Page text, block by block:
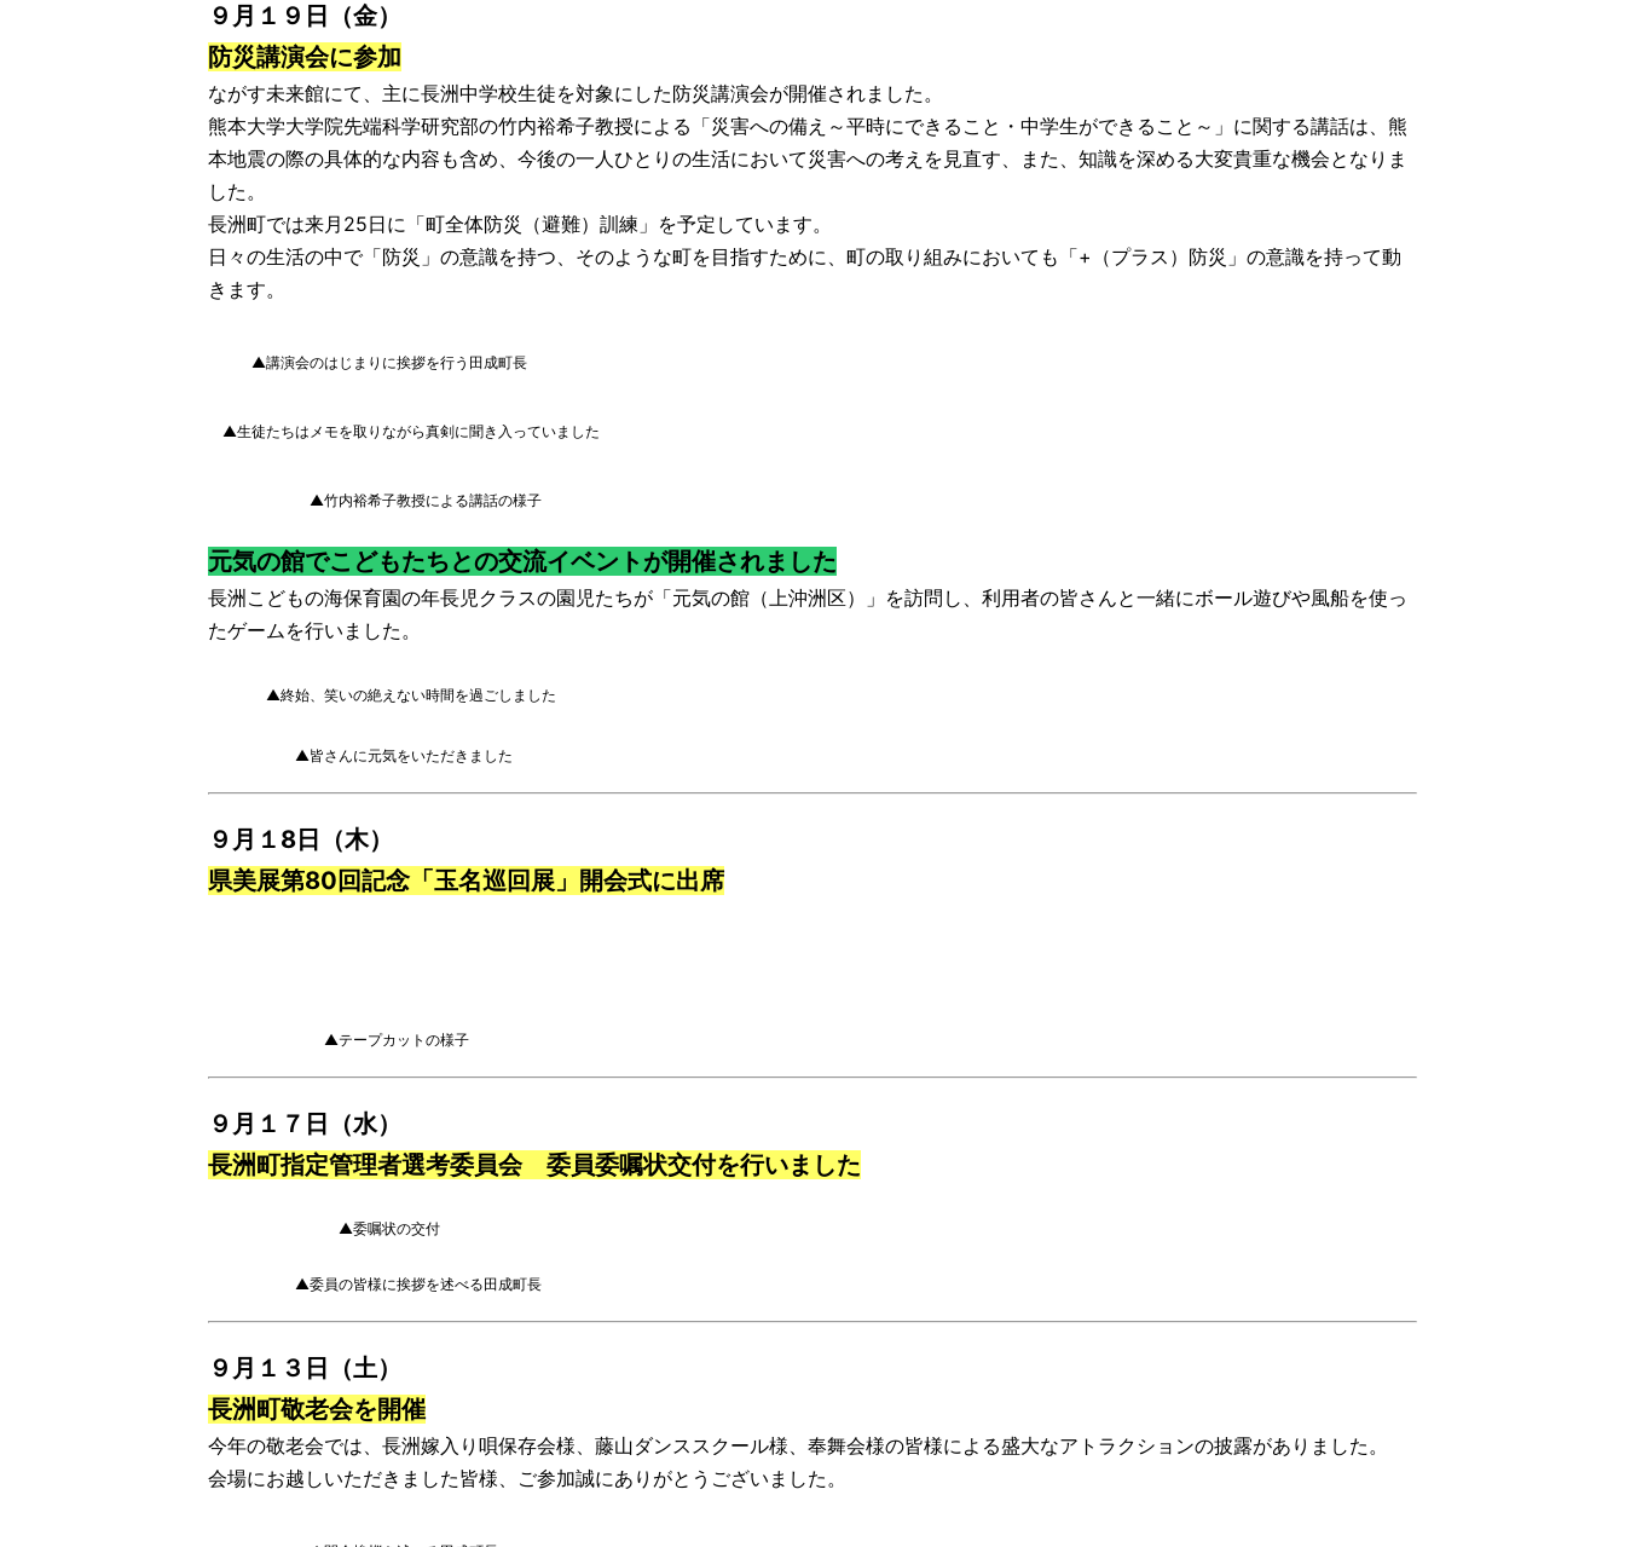
９月１９日（金）
防災講演会に参加
ながす未来館にて、主に長洲中学校生徒を対象にした防災講演会が開催されました。
熊本大学大学院先端科学研究部の竹内裕希子教授による「災害への備え～平時にできること・中学生ができること～」に関する講話は、熊
本地震の際の具体的な内容も含め、今後の一人ひとりの生活において災害への考えを見直す、また、知識を深める大変貴重な機会となりま
した。
長洲町では来月25日に「町全体防災（避難）訓練」を予定しています。
日々の生活の中で「防災」の意識を持つ、そのような町を目指すために、町の取り組みにおいても「+（プラス）防災」の意識を持って動
きます。
▲講演会のはじまりに挨拶を行う田成町長
▲生徒たちはメモを取りながら真剣に聞き入っていました
▲竹内裕希子教授による講話の様子
元気の館でこどもたちとの交流イベントが開催されました
長洲こどもの海保育園の年長児クラスの園児たちが「元気の館（上沖洲区）」を訪問し、利用者の皆さんと一緒にボール遊びや風船を使っ
たゲームを行いました。
▲終始、笑いの絶えない時間を過ごしました
▲皆さんに元気をいただきました
９月１8日（木）
県美展第80回記念「玉名巡回展」開会式に出席
▲テープカットの様子
９月１７日（水）
長洲町指定管理者選考委員会 委員委嘱状交付を行いました
▲委嘱状の交付
▲委員の皆様に挨拶を述べる田成町長
９月１３日（土）
長洲町敬老会を開催
今年の敬老会では、長洲嫁入り唄保存会様、藤山ダンススクール様、奉舞会様の皆様による盛大なアトラクションの披露がありました。
会場にお越しいただきました皆様、ご参加誠にありがとうございました。